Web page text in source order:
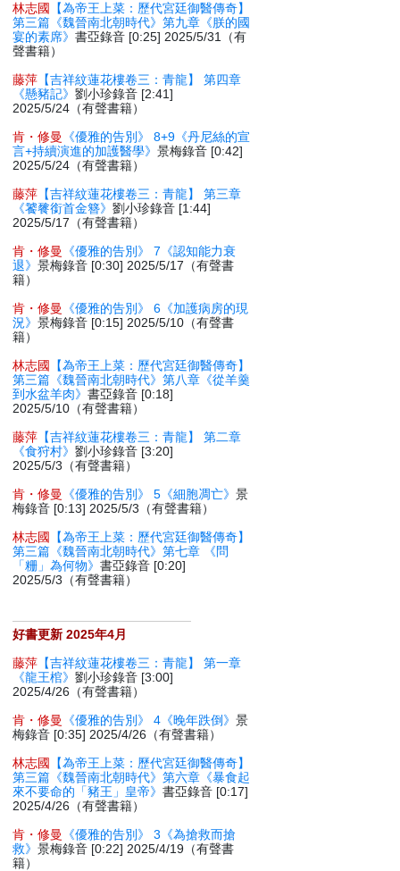
林志國
【為帝王上菜：歷代宮廷御醫傳奇】
第三篇《魏晉南北朝時代》第九章《朕的國
宴的素席》書亞錄音 [0:25] 2025/5/31（有
聲書籍）
藤萍 【吉祥紋蓮花樓卷三：青龍】 第四章
《懸豬記》劉小珍錄音 [2:41]
2025/5/24（有聲書籍）
肯・修曼
《優雅的告別》 8+9《丹尼絲的宣
言+持續演進的加護醫學》景梅錄音 [0:42]
2025/5/24（有聲書籍）
藤萍 【吉祥紋蓮花樓卷三：青龍】 第三章
《饕餮銜首金簪》劉小珍錄音 [1:44]
2025/5/17（有聲書籍）
肯・修曼
《優雅的告別》 7《認知能力衰
退》景梅錄音 [0:30] 2025/5/17（有聲書
籍）
肯・修曼
《優雅的告別》 6《加護病房的現
況》景梅錄音 [0:15] 2025/5/10（有聲書
籍）
林志國
【為帝王上菜：歷代宮廷御醫傳奇】
第三篇《魏晉南北朝時代》第八章《從羊羹
到水盆羊肉》書亞錄音 [0:18]
2025/5/10（有聲書籍）
藤萍 【吉祥紋蓮花樓卷三：青龍】 第二章
《食狩村》劉小珍錄音 [3:20]
2025/5/3（有聲書籍）
肯・修曼
《優雅的告別》 5《細胞凋亡》景
梅錄音 [0:13] 2025/5/3（有聲書籍）
林志國
【為帝王上菜：歷代宮廷御醫傳奇】
第三篇《魏晉南北朝時代》第七章 《問
「粣」為何物》書亞錄音 [0:20]
2025/5/3（有聲書籍）
好書更新 2025年4月
藤萍 【吉祥紋蓮花樓卷三：青龍】 第一章
《龍王棺》劉小珍錄音 [3:00]
2025/4/26（有聲書籍）
肯・修曼
《優雅的告別》 4《晚年跌倒》景
梅錄音 [0:35] 2025/4/26（有聲書籍）
林志國
【為帝王上菜：歷代宮廷御醫傳奇】
第三篇《魏晉南北朝時代》第六章《暴食起
來不要命的「豬王」皇帝》書亞錄音 [0:17]
2025/4/26（有聲書籍）
肯・修曼
《優雅的告別》 3《為搶救而搶
救》景梅錄音 [0:22] 2025/4/19（有聲書
籍）